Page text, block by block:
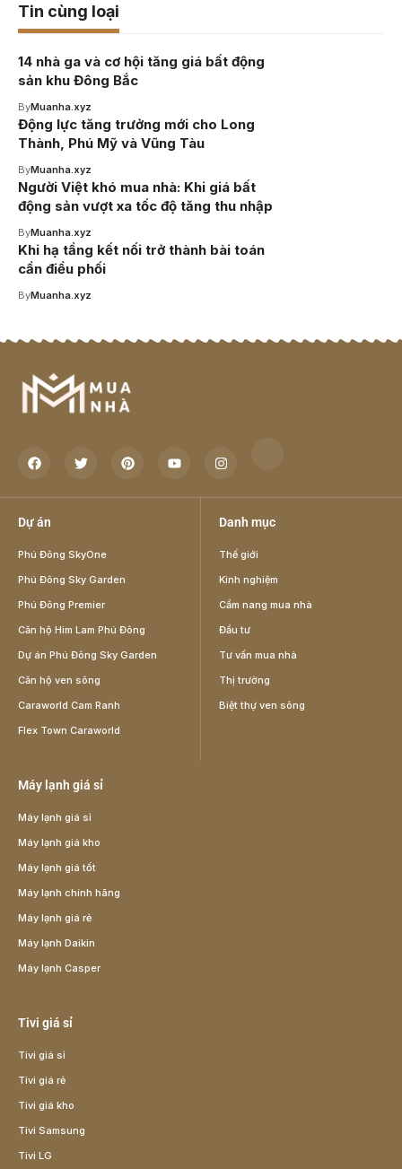
Tin cùng loại
14 nhà ga và cơ hội tăng giá bất động
sản khu Đông Bắc
ByMuanha.xyz
Động lực tăng trưởng mới cho Long
Thành, Phú Mỹ và Vũng Tàu
ByMuanha.xyz
Người Việt khó mua nhà: Khi giá bất
động sản vượt xa tốc độ tăng thu nhập
ByMuanha.xyz
Khi hạ tầng kết nối trở thành bài toán
cần điều phối
ByMuanha.xyz
Dự án
Phú Đông SkyOne
Phú Đông Sky Garden
Phú Đông Premier
Căn hộ Him Lam Phú Đông
Dự án Phú Đông Sky Garden
Căn hộ ven sông
Caraworld Cam Ranh
Flex Town Caraworld
Danh mục
Thế giới
Kinh nghiệm
Cẩm nang mua nhà
Đầu tư
Tư vấn mua nhà
Thị trường
Biệt thự ven sông
Máy lạnh giá sỉ
Máy lạnh giá sỉ
Máy lạnh giá kho
Máy lạnh giá tốt
Máy lạnh chính hãng
Máy lạnh giá rẻ
Máy lạnh Daikin
Máy lạnh Casper
Tivi giá sỉ
Tivi giá sỉ
Tivi giá rẻ
Tivi giá kho
Tivi Samsung
Tivi LG